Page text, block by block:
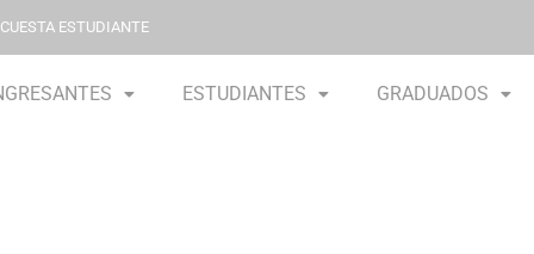
ESTUDIANTE
ESTUDIANTES GRADUADOS